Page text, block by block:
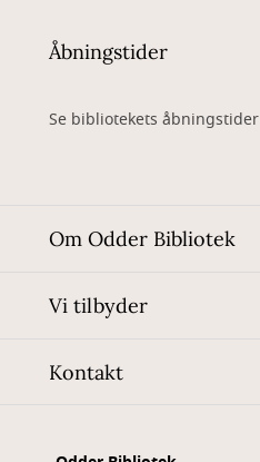
Åbningstider
Se bibliotekets åbningstider
Om Odder Bibliotek
Vi tilbyder
Kontakt